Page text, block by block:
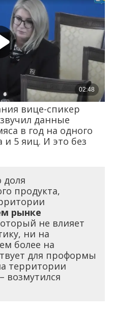
вице-спикер
данные
в год на одного
и 5 яиц. И это без
доля
продукта,
рынке
не влияет
ни на
более на
для проформы
территории
возмутился